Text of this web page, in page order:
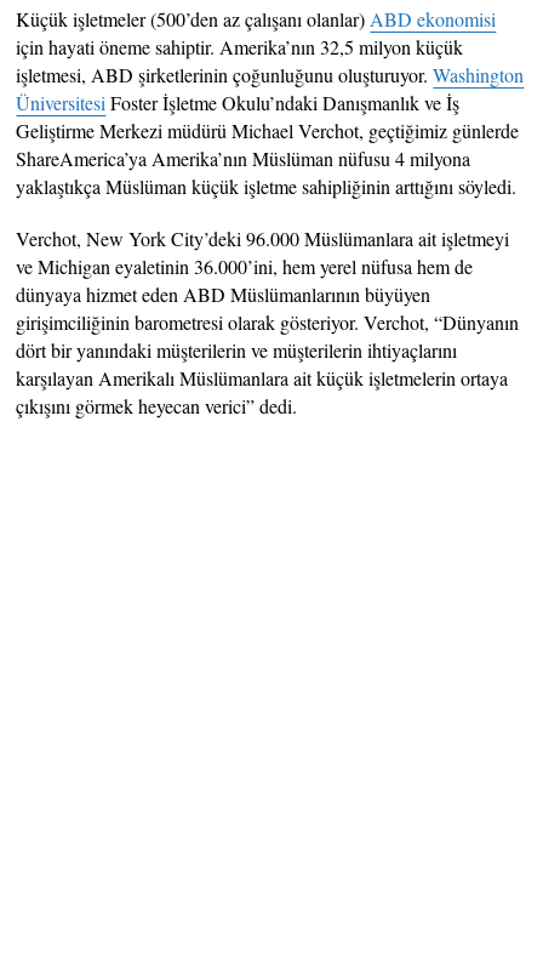
Küçük işletmeler (500’den az çalışanı olanlar) ABD ekonomisi
için hayati öneme sahiptir. Amerika’nın 32,5 milyon küçük
işletmesi, ABD şirketlerinin çoğunluğunu oluşturuyor.Washington
Üniversitesi Foster İşletme Okulu’ndaki Danışmanlık ve İş
Geliştirme Merkezi müdürü Michael Verchot, geçtiğimiz günlerde
ShareAmerica’ya Amerika’nın Müslüman nüfusu 4 milyona
yaklaştıkça Müslüman küçük işletme sahipliğinin arttığını söyledi.
Verchot, New York City’deki 96.000 Müslümanlara ait işletmeyi
ve Michigan eyaletinin 36.000’ini, hem yerel nüfusa hem de
dünyaya hizmet eden ABD Müslümanlarının büyüyen
girişimciliğinin barometresi olarak gösteriyor. Verchot, “Dünyanın
dört bir yanındaki müşterilerin ve müşterilerin ihtiyaçlarını
karşılayan Amerikalı Müslümanlara ait küçük işletmelerin ortaya
çıkışını görmek heyecan verici” dedi.